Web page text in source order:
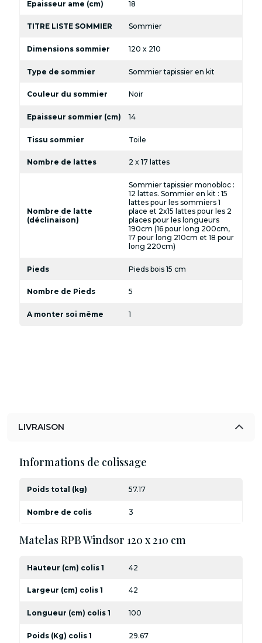
Epaisseur ame (cm) 18
TITRE LISTE SOMMIER Sommier
Dimensions sommier 120 x 210
Type de sommier Sommier tapissier en kit
Couleur du sommier Noir
Epaisseur sommier (cm) 14
Tissu sommier Toile
Nombre de lattes 2 x 17 lattes
Nombre de latte
(déclinaison)
Sommier tapissier monobloc :
12 lattes. Sommier en kit : 15
lattes pour les sommiers 1
place et 2x15 lattes pour les 2
places pour les longueurs
190cm (16 pour long 200cm,
17 pour long 210cm et 18 pour
long 220cm)
Pieds Pieds bois 15 cm
Nombre de Pieds 5
A monter soi même 1
LIVRAISON
Informations de colissage
Poids total (kg) 57.17
Nombre de colis 3
Matelas RPB Windsor 120 x 210 cm
Hauteur (cm) colis 1 42
Largeur (cm) colis 1 42
Longueur (cm) colis 1 100
Poids (Kg) colis 1 29.67